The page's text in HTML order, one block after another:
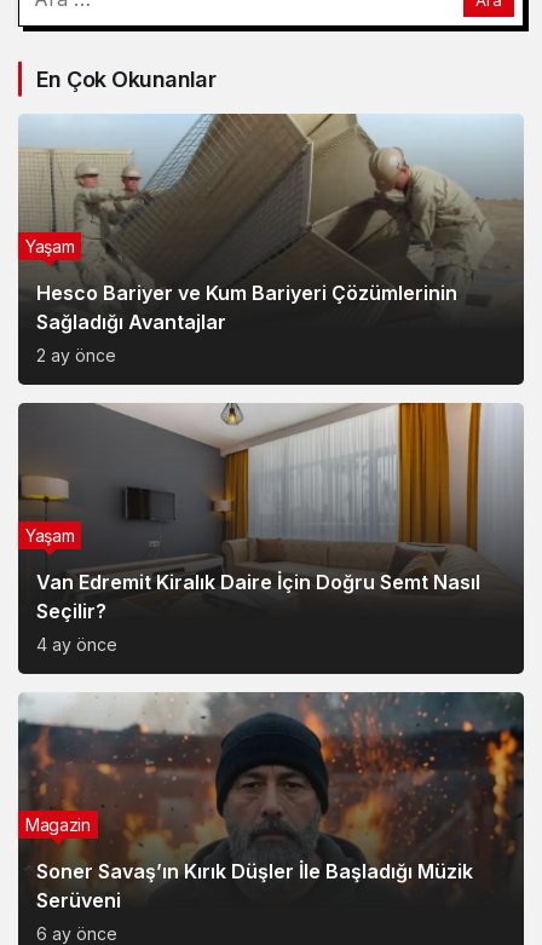
En Çok Okunanlar
Hesco Bariyer ve Kum Bariyeri Çözümlerinin
Sağladığı Avantajlar
2 ay önce
Yaşam
Van Edremit Kiralık Daire İçin Doğru Semt Nasıl
Seçilir?
4 ay önce
Yaşam
Soner Savaş’ın Kırık Düşler İle Başladığı Müzik
Serüveni
6 ay önce
Magazin